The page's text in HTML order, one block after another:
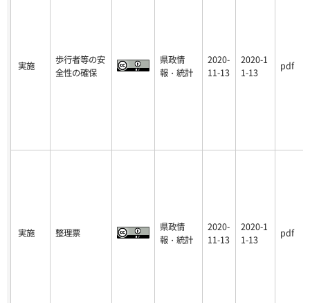
実施
歩行者等の安
全性の確保
県政情
報・統計
2020-
11-13
2020-1
1-13
pdf
実施 整理票
県政情
報・統計
2020-
11-13
2020-1
1-13
pdf